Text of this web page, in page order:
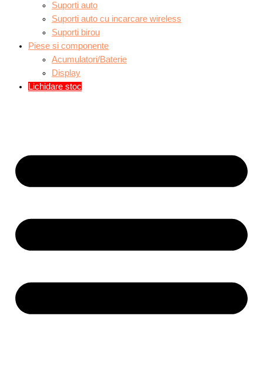
Suporti auto
Suporti auto cu incarcare wireless
Suporti birou
Piese si componente
Acumulatori/Baterie
Display
Lichidare stoc